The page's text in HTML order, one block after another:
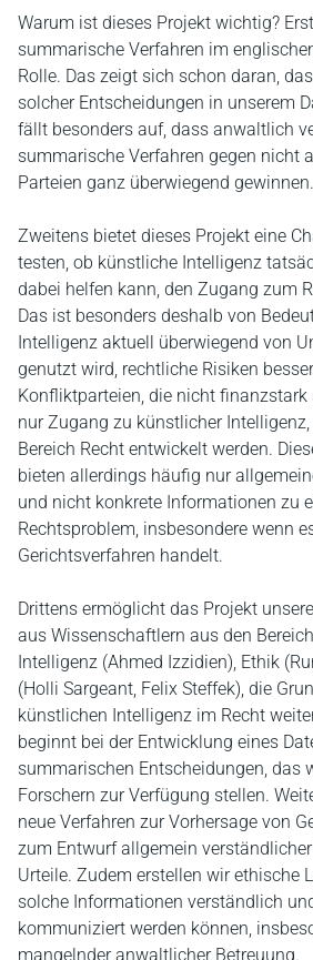
Warum ist dieses Projekt wichtig?
summarische Verfahren im
Rolle. Das zeigt sich schon daran,
solcher Entscheidungen in unserem
fällt besonders auf, dass anwaltlich
summarische Verfahren gegen nicht
Parteien ganz überwiegend gewinnen.
Zweitens bietet dieses Projekt eine
testen, ob künstliche Intelligenz
dabei helfen kann, den Zugang zum
Das ist besonders deshalb von
Intelligenz aktuell überwiegend von
genutzt wird, rechtliche Risiken
Konfliktparteien, die nicht finanzstark
nur Zugang zu künstlicher
Bereich Recht entwickelt werden.
bieten allerdings häufig nur
und nicht konkrete Informationen zu
Rechtsproblem, insbesondere wenn
Gerichtsverfahren handelt.
Drittens ermöglicht das Projekt
aus Wissenschaftlern aus den
Intelligenz (Ahmed Izzidien), Ethik
(Holli Sargeant, Felix Steffek), die
künstlichen Intelligenz im Recht
beginnt bei der Entwicklung eines
summarischen Entscheidungen, das
Forschern zur Verfügung stellen.
neue Verfahren zur Vorhersage von
zum Entwurf allgemein
Urteile. Zudem erstellen wir ethische
solche Informationen verständlich
kommuniziert werden können,
mangelnder anwaltlicher Betreuung.